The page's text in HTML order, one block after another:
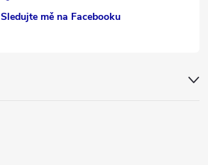
Sledujte mě na Facebooku